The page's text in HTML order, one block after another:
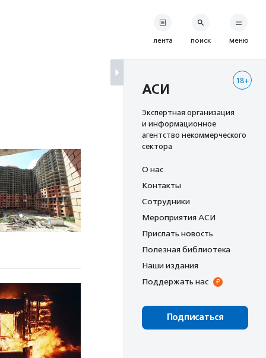
лента поиск меню
18+
АСИ
Экспертная организация
и информационное
агентство некоммерческого
сектора
О нас
Контакты
Сотрудники
Мероприятия АСИ
Прислать новость
Полезная библиотека
Наши издания
Поддержать нас
Подписаться